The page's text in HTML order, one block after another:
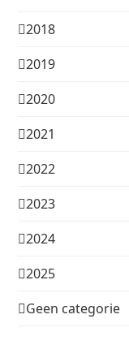
2018
2019
2020
2021
2022
2023
2024
2025
Geen categorie